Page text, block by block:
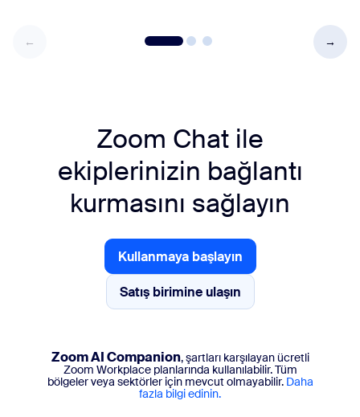
Zoom Chat ile
ekiplerinizin bağlantı
kurmasını sağlayın
Kullanmaya başlayın
Satış birimine ulaşın
Satış birimine ulaşın
Zoom AI Companion, şartları karşılayan ücretli
Zoom Workplace planlarında kullanılabilir. Tüm
bölgeler veya sektörler için mevcut olmayabilir. Daha
fazla bilgi edinin.